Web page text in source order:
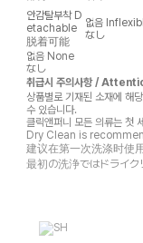
안감탈부착 D
etachable
脱着可能
없음
なし
없음 None
なし
취급시 주의사항 /
상품별로 기재된 소재에 해
수 있습니다.
클릭앤퍼니 모든 의류는 첫
Dry Clean is
建议在第一次洗涤时使
最初の洗浄ではドライク